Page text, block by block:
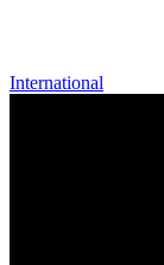
International